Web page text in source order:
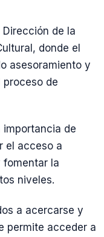
de la
donde el
asesoramiento y
proceso de
importancia de
el acceso a
fomentar la
niveles.
a acercarse y
permite acceder a